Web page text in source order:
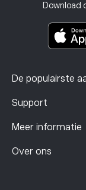
Download
De populairste
Support
Meer informatie
Over ons
Documenten